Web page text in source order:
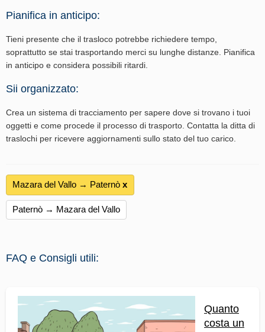
Pianifica in anticipo:
Tieni presente che il trasloco potrebbe richiedere tempo,
soprattutto se stai trasportando merci su lunghe distanze. Pianifica
in anticipo e considera possibili ritardi.
Sii organizzato:
Crea un sistema di tracciamento per sapere dove si trovano i tuoi
oggetti e come procede il processo di trasporto. Contatta la ditta di
traslochi per ricevere aggiornamenti sullo stato del tuo carico.
Mazara del Vallo → Paternò х
Paternò → Mazara del Vallo
FAQ e Consigli utili:
Quanto
costa un